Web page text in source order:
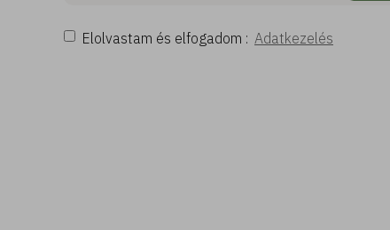
Elolvastam és elfogadom : Adatkezelés